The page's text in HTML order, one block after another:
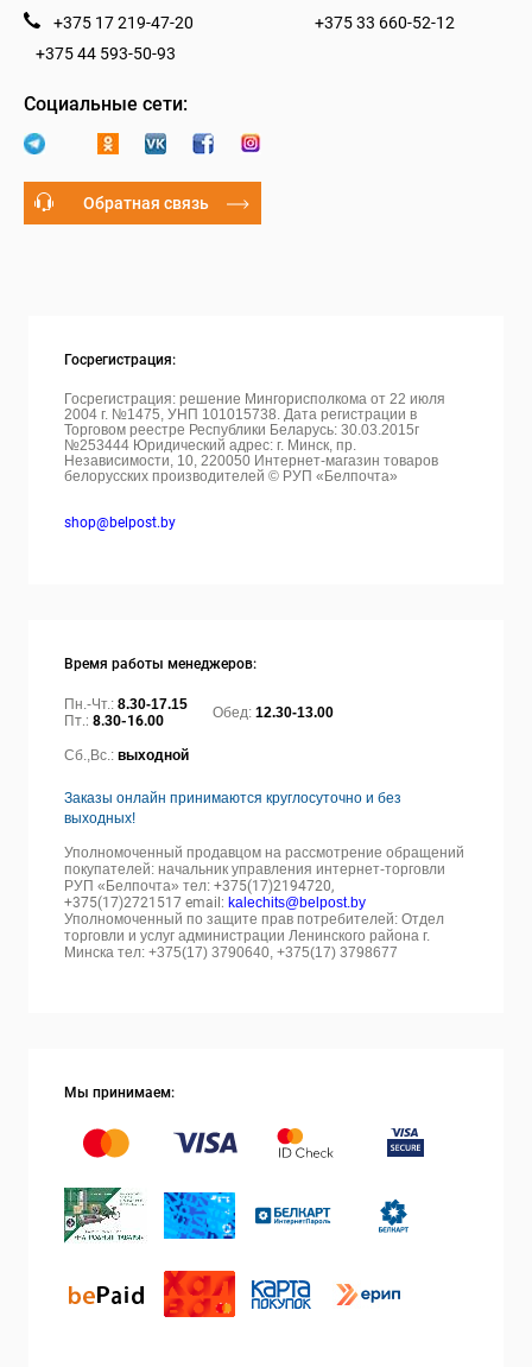
+375 17 219-47-20
+375 33 660-52-12
+375 44 593-50-93
Социальные сети:
Обратная связь
Госрегистрация:
Госрегистрация: решение Мингорисполкома от 22 июля
2004 г. №1475, УНП 101015738. Дата регистрации в
Торговом реестре Республики Беларусь: 30.03.2015г
№253444 Юридический адрес: г. Минск, пр.
Независимости, 10, 220050 Интернет-магазин товаров
белорусских производителей © РУП «Белпочта»
shop@belpost.by
Время работы менеджеров:
Пн.-Чт.: 8.30-17.15
Пт.: 8.30-16.00 Обед: 12.30-13.00
Сб.,Вс.: выходной
Заказы онлайн принимаются круглосуточно и без
выходных!
Уполномоченный продавцом на рассмотрение обращений
покупателей: начальник управления интернет-торговли
РУП «Белпочта» тел: +375(17)2194720,
+375(17)2721517 email: kalechits@belpost.by
Уполномоченный по защите прав потребителей: Отдел
торговли и услуг администрации Ленинского района г.
Минска тел: +375(17) 3790640, +375(17) 3798677
Мы принимаем: